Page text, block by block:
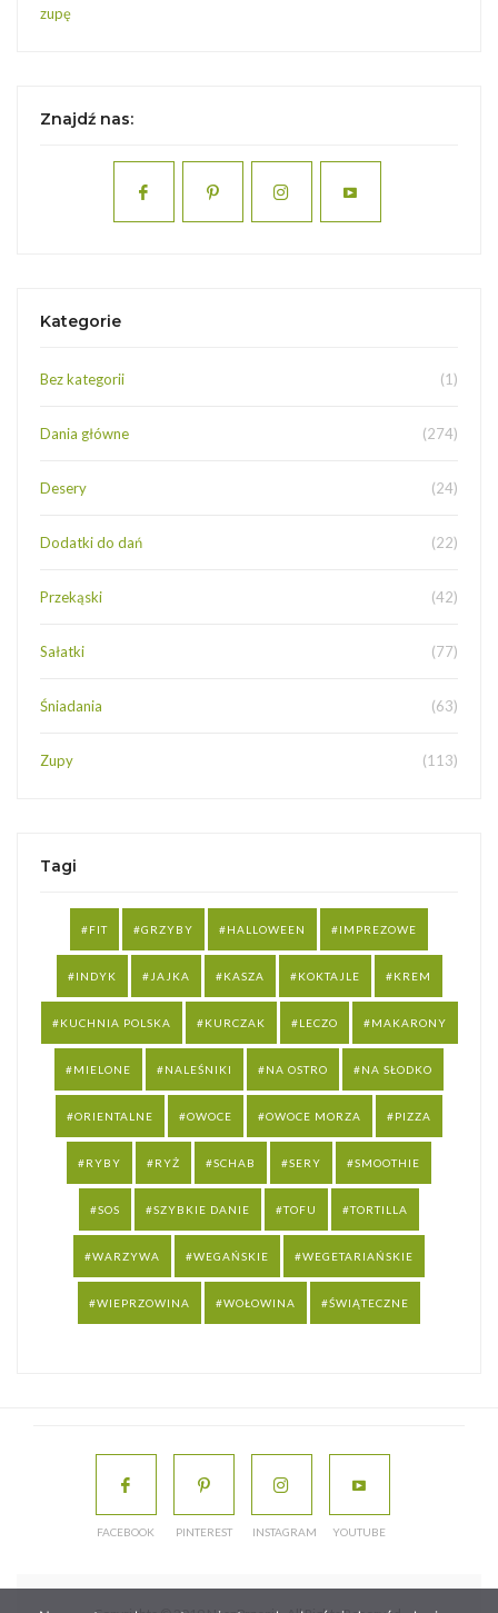
zupę
Znajdź nas:
Kategorie
Bez kategorii (1)
Dania główne (274)
Desery (24)
Dodatki do dań (22)
Przekąski (42)
Sałatki (77)
Śniadania (63)
Zupy (113)
Tagi
FIT GRZYBY HALLOWEEN IMPREZOWE
INDYK JAJKA KASZA KOKTAJLE KREM
KUCHNIA POLSKA KURCZAK LECZO MAKARONY
MIELONE NALEŚNIKI NA OSTRO NA SŁODKO
ORIENTALNE OWOCE OWOCE MORZA PIZZA
RYBY RYŻ SCHAB SERY SMOOTHIE
SOS SZYBKIE DANIE TOFU TORTILLA
WARZYWA WEGAŃSKIE WEGETARIAŃSKIE
WIEPRZOWINA WOŁOWINA ŚWIĄTECZNE
FACEBOOK PINTEREST INSTAGRAM YOUTUBE